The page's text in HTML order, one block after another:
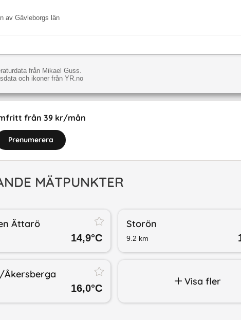
av Gävleborgs län
från Mikael Guss.
och ikoner från YR.no
från 39 kr/mån
Prenumerera
MÄTPUNKTER
Ättarö
14,9°C
Storön
9.2 km
16,0°C
Visa fler